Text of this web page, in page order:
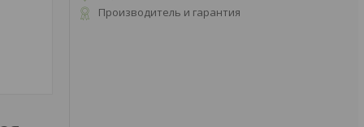
Производитель и гарантия